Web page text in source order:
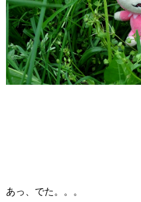
あっ、でた。。。